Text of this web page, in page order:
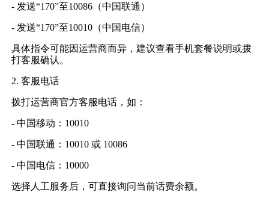
- 发送“170”至10086（中国联通）
- 发送“170”至10010（中国电信）
具体指令可能因运营商而异，建议查看手机套餐说明或拨
打客服确认。
2. 客服电话
拨打运营商官方客服电话，如：
- 中国移动：10010
- 中国联通：10010 或 10086
- 中国电信：10000
选择人工服务后，可直接询问当前话费余额。